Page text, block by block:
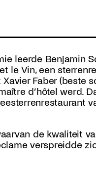
leerde Benjamin
le Vin, een
Faber (beste
d’hôtel werd.
de kwaliteit
verspreidde